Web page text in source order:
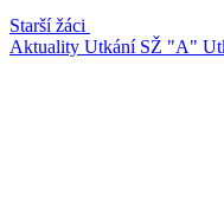
Starší žáci
Aktuality Utkání SŽ "A"